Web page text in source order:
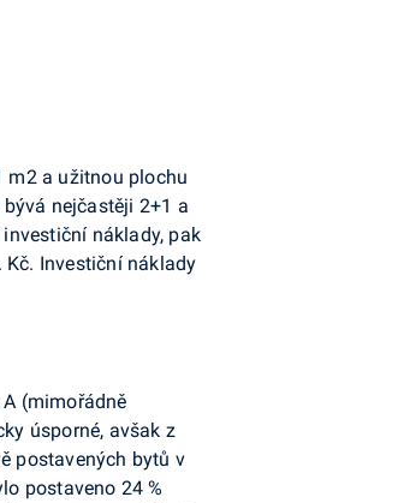
m2 a užitnou plochu
nejčastěji 2+1 a
náklady, pak
Kč. Investiční náklady
(mimořádně
úsporné, avšak z
postavených bytů v
postaveno 24 %